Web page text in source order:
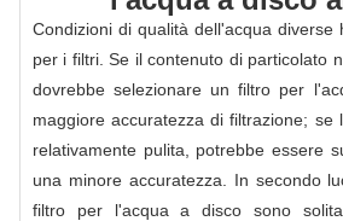
Condizioni di qualità dell'acqua diverse
per i filtri. Se il contenuto di particolato
dovrebbe selezionare un filtro per
maggiore accuratezza di filtrazione; se
relativamente pulita, potrebbe essere
una minore accuratezza. In secondo
filtro per l'acqua a disco sono